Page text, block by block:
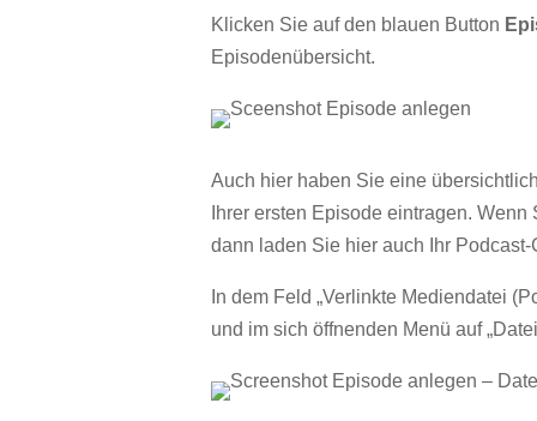
Klicken Sie auf den blauen Button
Episodenübersicht.
Auch hier haben Sie eine
Ihrer ersten Episode eintragen.
dann laden Sie hier auch Ihr Podcast-
In dem Feld „Verlinkte Mediendatei
und im sich öffnenden Menü auf